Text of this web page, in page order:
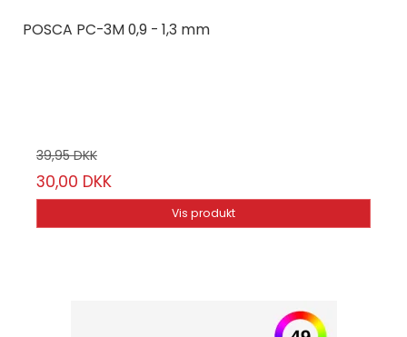
POSCA PC-3M 0,9 - 1,3 mm
39,95 DKK
30,00 DKK
Vis produkt